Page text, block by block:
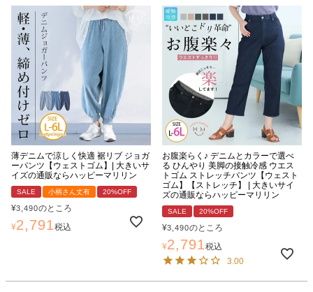
薄デニムで涼しく快適 裾リブ ジョガ
ーパンツ【ウェストゴム】| 大きいサ
イズの通販ならハッピーマリリン
SALE 小柄さん丈有 20%OFF
¥3,490のところ
¥2,791税込
お腹楽らく♪ デニムとカラーで選べ
る ひんやり 美脚の接触冷感 ウエス
トゴム ストレッチパンツ【ウェスト
ゴム】【ストレッチ】 | 大きいサイ
ズの通販ならハッピーマリリン
SALE 20%OFF
¥3,490のところ
¥2,791税込
3.00